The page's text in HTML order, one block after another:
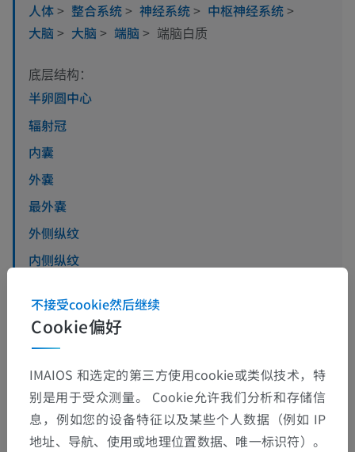
人体> 整合系统> 神经系统> 中枢神经系统>
大脑 > 大脑 > 端脑 > 端脑白质
底层结构：
半卵圆中心
辐射冠
内囊
外嚢
最外嚢
外侧纵纹
内侧纵纹
人体解剖学1
Cookie偏好
不接受cookie然后继续
IMAIOS 和选定的第三方使用cookie或类似技术，特
别是用于受众测量。 Cookie允许我们分析和存储信
息，例如您的设备特征以及某些个人数据（例如 IP
地址、导航、使用或地理位置数据、唯一标识符）。